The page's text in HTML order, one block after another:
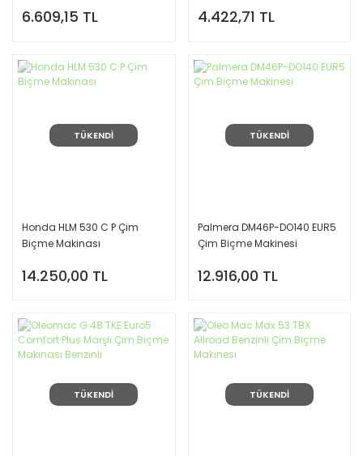
6.609,15 TL 4.422,71 TL
TÜKENDİ
Honda HLM 530 C P Çim
Biçme Makinası
14.250,00 TL
TÜKENDİ
Palmera DM46P-DO140 EUR5
Çim Biçme Makinesi
12.916,00 TL
TÜKENDİ TÜKENDİ